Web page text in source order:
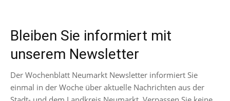
Bleiben Sie informiert mit
unserem Newsletter
Der Wochenblatt Neumarkt Newsletter informiert Sie
einmal in der Woche über aktuelle Nachrichten aus der